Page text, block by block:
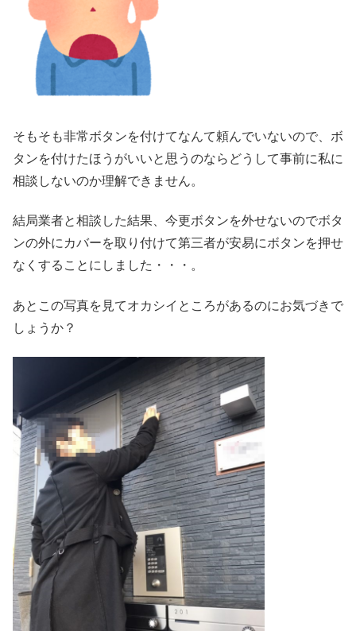
そもそも非常ボタンを付けてなんて頼んでいないので、ボ
タンを付けたほうがいいと思うのならどうして事前に私に
相談しないのか理解できません。
結局業者と相談した結果、今更ボタンを外せないのでボタ
ンの外にカバーを取り付けて第三者が安易にボタンを押せ
なくすることにしました・・・。
あとこの写真を見てオカシイところがあるのにお気づきで
しょうか？